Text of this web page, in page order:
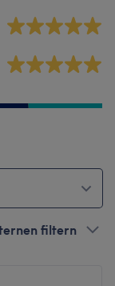
filtern